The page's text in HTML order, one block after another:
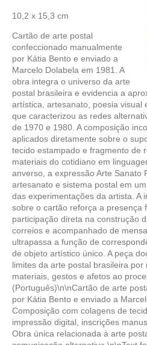
10,2 x 15,3 cm
Cartão de arte postal
confeccionado manualmente
por Kátia Bento e enviado a
Marcelo Dolabela em 1981. A
obra integra o universo da arte
postal brasileira e evidencia a
artística, artesanato, poesia visual
que caracterizou as redes
de 1970 e 1980. A composição
aplicados diretamente sobre o
tecido estampado e fragmento de
materiais do cotidiano em
anverso, a expressão Arte Sanato
artesanato e sistema postal em
das experimentações da artista. A
sobre o cartão reforça a presença
participação direta na construção
correios e acompanhado de
ultrapassa a função de
de objeto artístico único. A peça
limites da arte postal brasileira
materiais, gestos e afetos ao
(Português)\n\nCartão de arte
por Kátia Bento e enviado a
Composição com colagens de
impressão digital, inscrições
Obra única relacionada à arte